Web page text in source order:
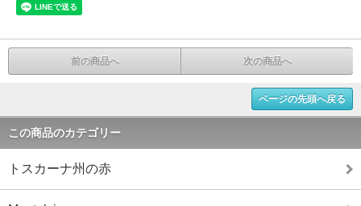
前の商品へ 次の商品へ
ページの先頭へ戻る
この商品のカテゴリー
トスカーナ州の赤